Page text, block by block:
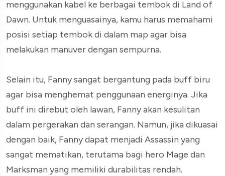
menggunakan kabel ke berbagai tembok di Land of
Dawn. Untuk menguasainya, kamu harus memahami
posisi setiap tembok di dalam map agar bisa
melakukan manuver dengan sempurna.
Selain itu, Fanny sangat bergantung pada buff biru
agar bisa menghemat penggunaan energinya. Jika
buff ini direbut oleh lawan, Fanny akan kesulitan
dalam pergerakan dan serangan. Namun, jika dikuasai
dengan baik, Fanny dapat menjadi Assassin yang
sangat mematikan, terutama bagi hero Mage dan
Marksman yang memiliki durabilitas rendah.